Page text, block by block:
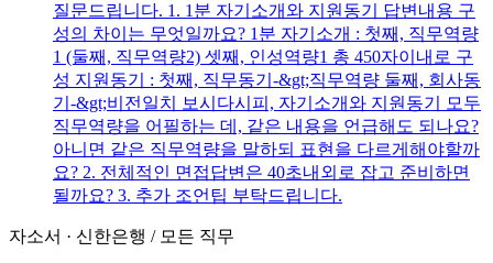
질문드립니다. 1. 1분 자기소개와 지원동기 답변내용 구
성의 차이는 무엇일까요? 1분 자기소개 : 첫째, 직무역량
1 (둘째, 직무역량2) 셋째, 인성역량1 총 450자이내로 구
성 지원동기 : 첫째, 직무동기-&gt;직무역량 둘째, 회사동
기-&gt;비전일치 보시다시피, 자기소개와 지원동기 모두
직무역량을 어필하는 데, 같은 내용을 언급해도 되나요?
아니면 같은 직무역량을 말하되 표현을 다르게해야할까
요? 2. 전체적인 면접답변은 40초내외로 잡고 준비하면
될까요? 3. 추가 조언팁 부탁드립니다.
자소서 · 신한은행 / 모든 직무